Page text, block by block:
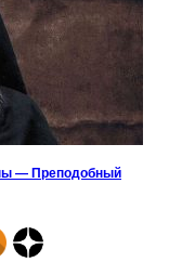
— Преподобный